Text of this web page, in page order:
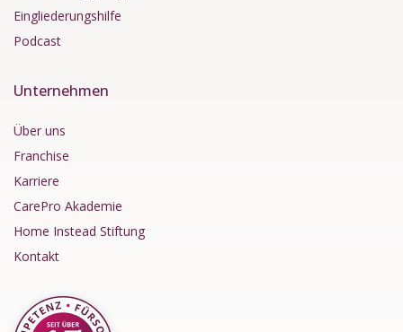
Eingliederungshilfe
Podcast
Unternehmen
Über uns
Franchise
Karriere
CarePro Akademie
Home Instead Stiftung
Kontakt